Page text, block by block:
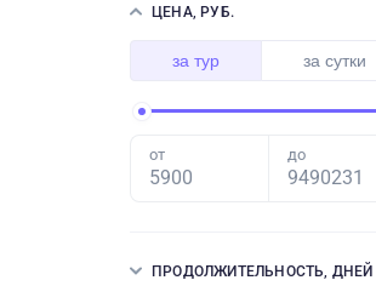
ЦЕНА, РУБ.
за тур за сутки
от до
ПРОДОЛЖИТЕЛЬНОСТЬ, ДНЕЙ